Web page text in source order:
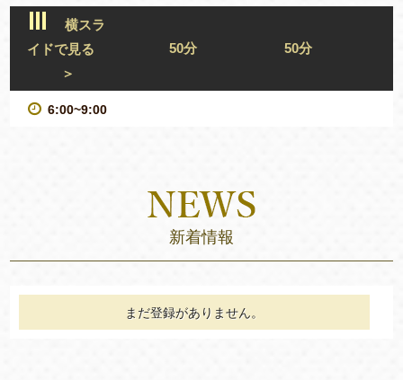
横スラ
イドで見る
＞
50分 50分
6:00~9:00
新着情報
まだ登録がありません。